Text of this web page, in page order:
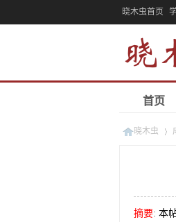
晓木虫首页
首页
晓木虫
摘要: 本